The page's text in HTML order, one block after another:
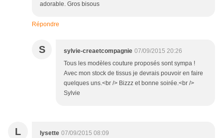
adorable. Gros bisous
Répondre
S sylvie-creaetcompagnie 07/09/2015 20:26
Tous les modèles couture proposés sont sympa !
Avec mon stock de tissus je devrais pouvoir en faire
quelques uns.<br /> Bizzz et bonne soirée.<br />
Sylvie
L lysette 07/09/2015 08:09